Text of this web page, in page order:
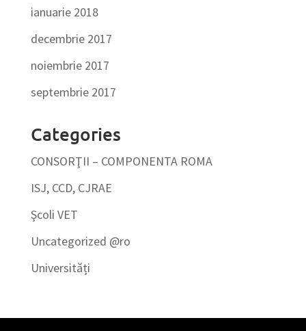
ianuarie 2018
decembrie 2017
noiembrie 2017
septembrie 2017
Categories
CONSORŢII – COMPONENTA ROMA
ISJ, CCD, CJRAE
Şcoli VET
Uncategorized @ro
Universități